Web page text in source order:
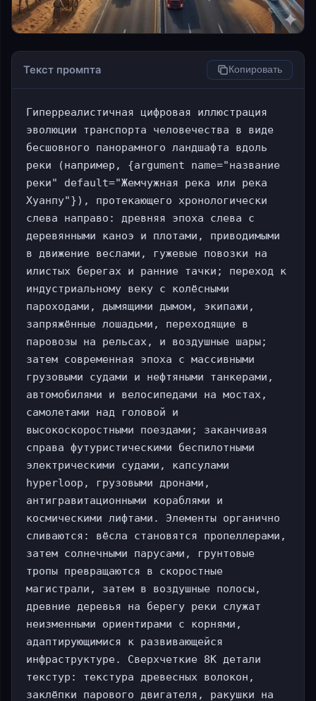
Текст промпта Копировать
Гиперреалистичная цифровая иллюстрация
эволюции транспорта человечества в виде
бесшовного панорамного ландшафта вдоль
реки (например, {argument name="название
реки" default="Жемчужная река или река
Хуанпу"}), протекающего хронологически
слева направо: древняя эпоха слева с
деревянными каноэ и плотами, приводимыми
в движение веслами, гужевые повозки на
илистых берегах и ранние тачки; переход к
индустриальному веку с колёсными
пароходами, дымящими дымом, экипажи,
запряжённые лошадьми, переходящие в
паровозы на рельсах, и воздушные шары;
затем современная эпоха с массивными
грузовыми судами и нефтяными танкерами,
автомобилями и велосипедами на мостах,
самолетами над головой и
высокоскоростными поездами; заканчивая
справа футуристическими беспилотными
электрическими судами, капсулами
hyperloop, грузовыми дронами,
антигравитационными кораблями и
космическими лифтами. Элементы органично
сливаются: вёсла становятся пропеллерами,
затем солнечными парусами, грунтовые
тропы превращаются в скоростные
магистрали, затем в воздушные полосы,
древние деревья на берегу реки служат
неизменными ориентирами с корнями,
адаптирующимися к развивающейся
инфраструктуре. Сверхчеткие 8K детали
текстур: текстура древесных волокон,
заклёпки парового двигателя, ракушки на